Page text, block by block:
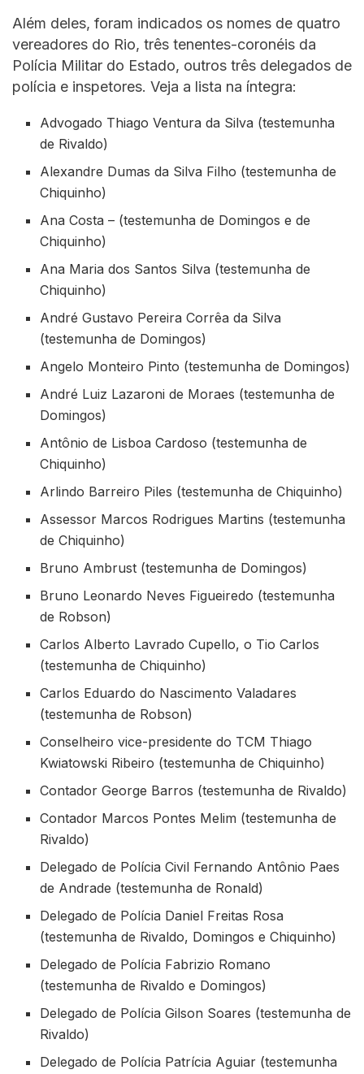
Além deles, foram indicados os nomes de quatro
vereadores do Rio, três tenentes-coronéis da
Polícia Militar do Estado, outros três delegados de
polícia e inspetores. Veja a lista na íntegra:
Advogado Thiago Ventura da Silva (testemunha
de Rivaldo)
Alexandre Dumas da Silva Filho (testemunha de
Chiquinho)
Ana Costa – (testemunha de Domingos e de
Chiquinho)
Ana Maria dos Santos Silva (testemunha de
Chiquinho)
André Gustavo Pereira Corrêa da Silva
(testemunha de Domingos)
Angelo Monteiro Pinto (testemunha de Domingos)
André Luiz Lazaroni de Moraes (testemunha de
Domingos)
Antônio de Lisboa Cardoso (testemunha de
Chiquinho)
Arlindo Barreiro Piles (testemunha de Chiquinho)
Assessor Marcos Rodrigues Martins (testemunha
de Chiquinho)
Bruno Ambrust (testemunha de Domingos)
Bruno Leonardo Neves Figueiredo (testemunha
de Robson)
Carlos Alberto Lavrado Cupello, o Tio Carlos
(testemunha de Chiquinho)
Carlos Eduardo do Nascimento Valadares
(testemunha de Robson)
Conselheiro vice-presidente do TCM Thiago
Kwiatowski Ribeiro (testemunha de Chiquinho)
Contador George Barros (testemunha de Rivaldo)
Contador Marcos Pontes Melim (testemunha de
Rivaldo)
Delegado de Polícia Civil Fernando Antônio Paes
de Andrade (testemunha de Ronald)
Delegado de Polícia Daniel Freitas Rosa
(testemunha de Rivaldo, Domingos e Chiquinho)
Delegado de Polícia Fabrizio Romano
(testemunha de Rivaldo e Domingos)
Delegado de Polícia Gilson Soares (testemunha de
Rivaldo)
Delegado de Polícia Patrícia Aguiar (testemunha